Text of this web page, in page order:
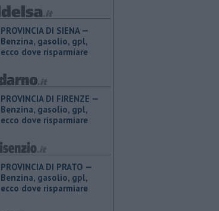
PROVINCIA DI SIENA — ​
Benzina, gasolio, gpl,
ecco dove risparmiare
PROVINCIA DI FIRENZE — ​
Benzina, gasolio, gpl,
ecco dove risparmiare
PROVINCIA DI PRATO — ​
Benzina, gasolio, gpl,
ecco dove risparmiare